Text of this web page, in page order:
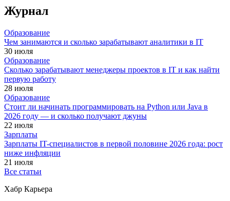
Журнал
Образование
Чем занимаются и сколько зарабатывают аналитики в IT
30 июля
Образование
Сколько зарабатывают менеджеры проектов в IT и как найти
первую работу
28 июля
Образование
Стоит ли начинать программировать на Python или Java в
2026 году — и сколько получают джуны
22 июля
Зарплаты
Зарплаты IT-специалистов в первой половине 2026 года: рост
ниже инфляции
21 июля
Все статьи
Хабр Карьера